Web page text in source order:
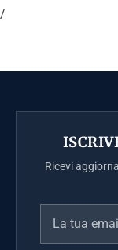
/
Ricevi